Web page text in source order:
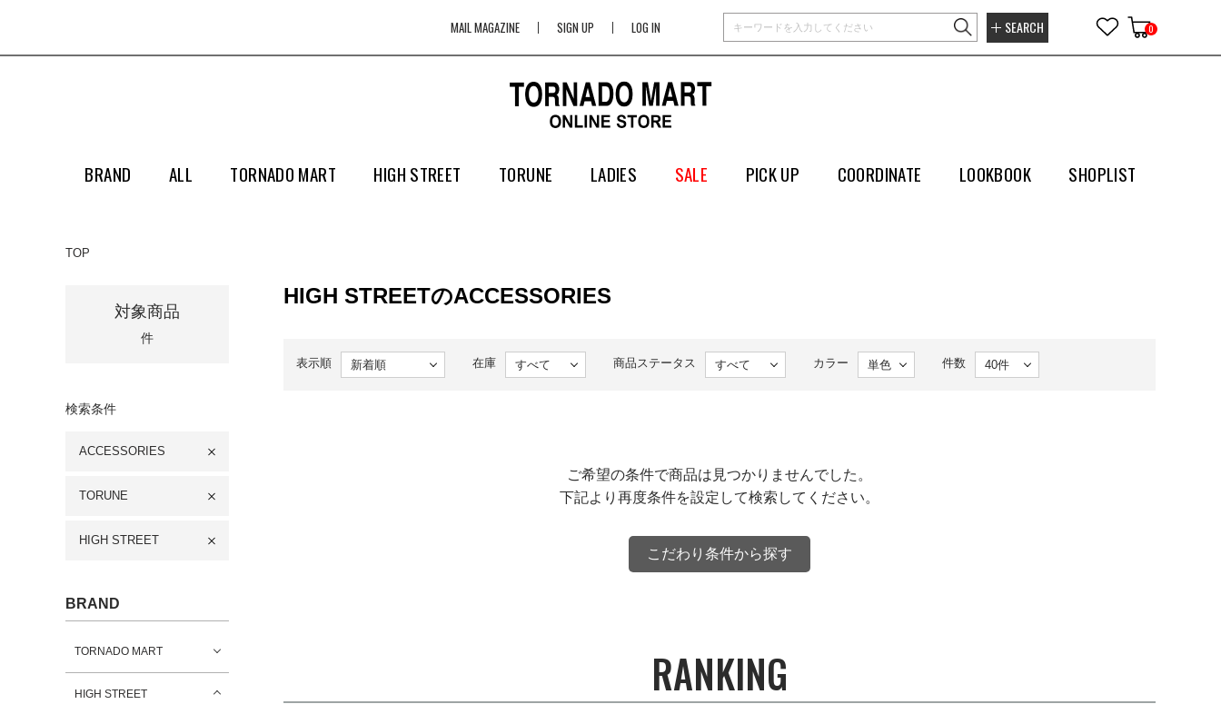
MAIL MAGAZINE SIGN UP LOG IN SEARCH 0
BRAND ALL TORNADO MART HIGH STREET TORUNE LADIES SALE PICK UP COORDINATE LOOKBOOK SHOPLIST
TOP
対象商品
件
検索条件
ACCESSORIES
TORUNE
HIGH STREET
BRAND
TORNADO MART
HIGH STREET
HIGH STREETのACCESSORIES
表示順 在庫 商品ステータス カラー 件数
ご希望の条件で商品は見つかりませんでした。
下記より再度条件を設定して検索してください。
こだわり条件から探す
RANKING